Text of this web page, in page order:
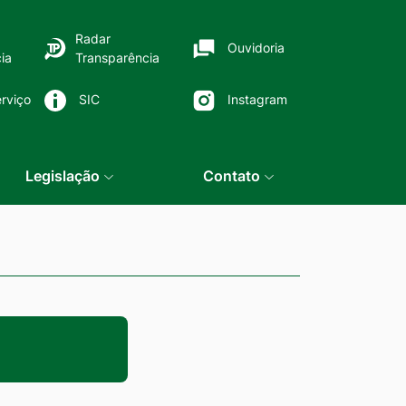
Radar
Transparência
Ouvidoria
SIC Instagram
Legislação Contato